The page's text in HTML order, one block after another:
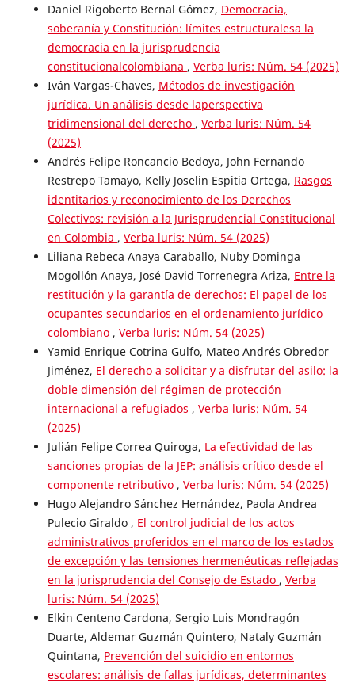
Daniel Rigoberto Bernal Gómez, Democracia,
soberanía y Constitución: límites estructuralesa la
democracia en la jurisprudencia
constitucionalcolombiana , Verba luris: Núm. 54 (2025)
Iván Vargas-Chaves, Métodos de investigación
jurídica. Un análisis desde laperspectiva
tridimensional del derecho , Verba luris: Núm. 54
(2025)
Andrés Felipe Roncancio Bedoya, John Fernando
Restrepo Tamayo, Kelly Joselin Espitia Ortega, Rasgos
identitarios y reconocimiento de los Derechos
Colectivos: revisión a la Jurisprudencial Constitucional
en Colombia , Verba luris: Núm. 54 (2025)
Liliana Rebeca Anaya Caraballo, Nuby Dominga
Mogollón Anaya, José David Torrenegra Ariza, Entre la
restitución y la garantía de derechos: El papel de los
ocupantes secundarios en el ordenamiento jurídico
colombiano , Verba luris: Núm. 54 (2025)
Yamid Enrique Cotrina Gulfo, Mateo Andrés Obredor
Jiménez, El derecho a solicitar y a disfrutar del asilo: la
doble dimensión del régimen de protección
internacional a refugiados , Verba luris: Núm. 54
(2025)
Julián Felipe Correa Quiroga, La efectividad de las
sanciones propias de la JEP: análisis crítico desde el
componente retributivo , Verba luris: Núm. 54 (2025)
Hugo Alejandro Sánchez Hernández, Paola Andrea
Pulecio Giraldo , El control judicial de los actos
administrativos proferidos en el marco de los estados
de excepción y las tensiones hermenéuticas reflejadas
en la jurisprudencia del Consejo de Estado , Verba
luris: Núm. 54 (2025)
Elkin Centeno Cardona, Sergio Luis Mondragón
Duarte, Aldemar Guzmán Quintero, Nataly Guzmán
Quintana, Prevención del suicidio en entornos
escolares: análisis de fallas jurídicas, determinantes